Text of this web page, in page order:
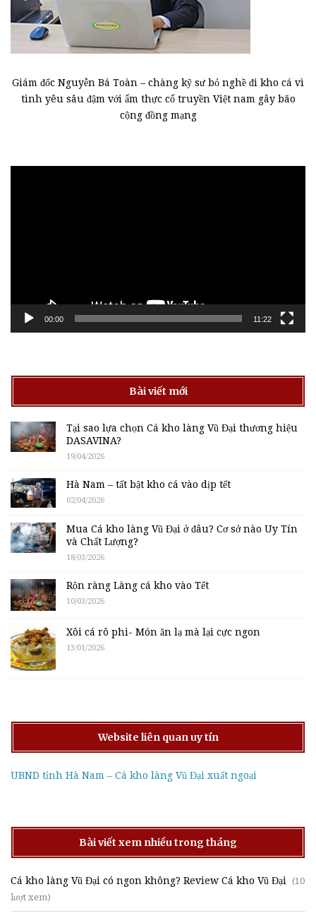
Giám đốc Nguyễn Bá Toàn – chàng kỹ sư bỏ nghề đi kho cá vì
tình yêu sâu đậm với ẩm thực cổ truyền Việt nam gây bão
cộng đồng mạng
00:00 11:22
Bài viết mới
Tại sao lựa chọn Cá kho làng Vũ Đại thương hiệu
DASAVINA?
19/04/2026
Hà Nam – tất bật kho cá vào dịp tết
02/04/2026
Mua Cá kho làng Vũ Đại ở đâu? Cơ sở nào Uy Tín
và Chất Lượng?
18/03/2026
Rộn ràng Làng cá kho vào Tết
10/03/2026
Xôi cá rô phi- Món ăn lạ mà lại cực ngon
13/01/2026
Website liên quan uy tín
UBND tỉnh Hà Nam – Cá kho làng Vũ Đại xuất ngoại
Bài viết xem nhiều trong tháng
Cá kho làng Vũ Đại có ngon không? Review Cá kho Vũ Đại (10
lượt xem)